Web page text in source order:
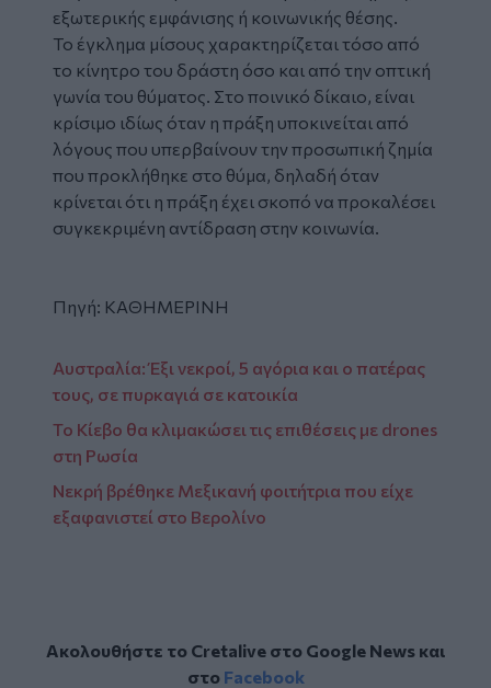
εξωτερικής εµφάνισης ή κοινωνικής θέσης.
Το έγκληµα µίσους χαρακτηρίζεται τόσο από
το κίνητρο του δράστη όσο και από την οπτική
γωνία του θύµατος. Στο ποινικό δίκαιο, είναι
κρίσιµο ιδίως όταν η πράξη υποκινείται από
λόγους που υπερβαίνουν την προσωπική ζημία
που προκλήθηκε στο θύμα, δηλαδή όταν
κρίνεται ότι η πράξη έχει σκοπό να προκαλέσει
συγκεκριμένη αντίδραση στην κοινωνία.
Πηγή: ΚΑΘΗΜΕΡΙΝΗ
Αυστραλία: Έξι νεκροί, 5 αγόρια και ο πατέρας
τους, σε πυρκαγιά σε κατοικία
Το Κίεβο θα κλιμακώσει τις επιθέσεις με drones
στη Ρωσία
Νεκρή βρέθηκε Μεξικανή φοιτήτρια που είχε
εξαφανιστεί στο Βερολίνο
Ακολουθήστε το Cretalive στο Google Newsκαι
στο Facebook